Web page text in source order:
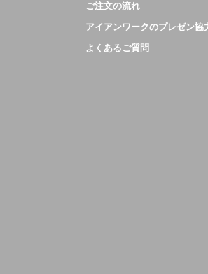
ご注文の流れ
アイアンワークのプレゼン協
よくあるご質問